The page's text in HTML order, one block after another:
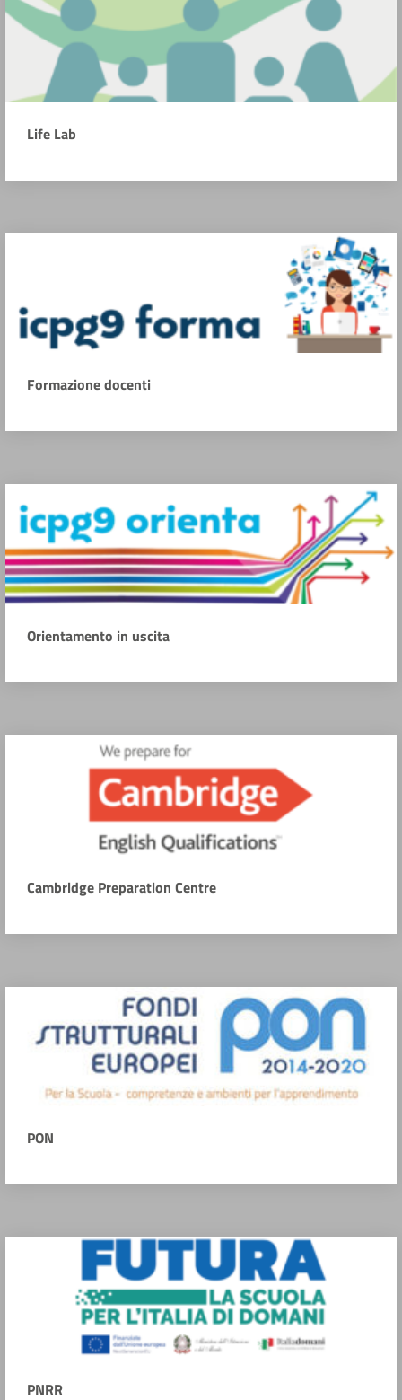
Life Lab
Formazione docenti
Orientamento in uscita
Cambridge Preparation Centre
PON
PNRR